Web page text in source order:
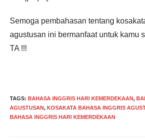
Semoga pembahasan tentang
agustusan ini bermanfaat untuk kamu
TA !!!
TAGS: BAHASA INGGRIS HARI KEMERDEKAAN,
AGUSTUSAN, KOSAKATA BAHASA INGGRIS
BAHASA INGGRIS HARI KEMERDEKAAN